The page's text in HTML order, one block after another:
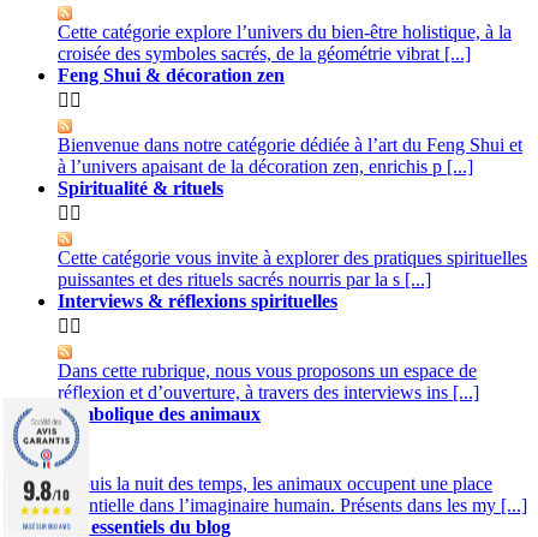
Cette catégorie explore l’univers du bien-être holistique, à la
croisée des symboles sacrés, de la géométrie vibrat [...]
Feng Shui & décoration zen
 
Bienvenue dans notre catégorie dédiée à l’art du Feng Shui et
à l’univers apaisant de la décoration zen, enrichis p [...]
Spiritualité & rituels
 
Cette catégorie vous invite à explorer des pratiques spirituelles
puissantes et des rituels sacrés nourris par la s [...]
Interviews & réflexions spirituelles
 
Dans cette rubrique, nous vous proposons un espace de
réflexion et d’ouverture, à travers des interviews ins [...]
Symbolique des animaux

Depuis la nuit des temps, les animaux occupent une place
essentielle dans l’imaginaire humain. Présents dans les my [...]
Les essentiels du blog
9.8/10
BASÉ SUR 860 AVIS